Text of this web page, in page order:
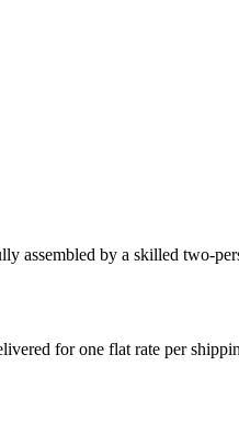
assembled by a skilled two-
for one flat rate per